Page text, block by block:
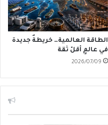
الطاقة العالمية… خريطةٌ جديدة
في عالمٍ أقلّ ثقة
2026/07/09